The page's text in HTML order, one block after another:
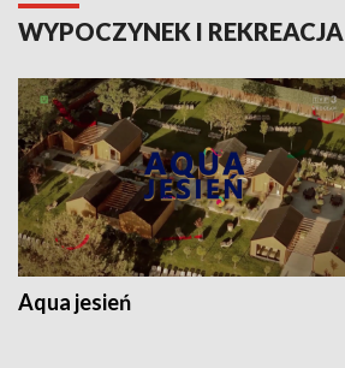
WYPOCZYNEK I REKREACJA
Aqua jesień